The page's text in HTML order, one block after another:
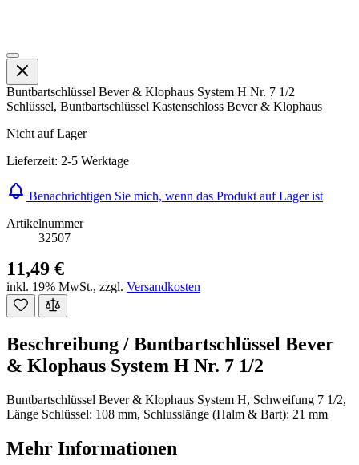
Buntbartschlüssel Bever & Klophaus System H Nr. 7 1/2
Schlüssel, Buntbartschlüssel Kastenschloss Bever & Klophaus
Nicht auf Lager
Lieferzeit: 2-5 Werktage
Benachrichtigen Sie mich, wenn das Produkt auf Lager ist
Artikelnummer
32507
11,49 €
inkl. 19% MwSt., zzgl. Versandkosten
Beschreibung / Buntbartschlüssel Bever
& Klophaus System H Nr. 7 1/2
Buntbartschlüssel Bever & Klophaus System H, Schweifung 7 1/2,
Länge Schlüssel: 108 mm, Schlusslänge (Halm & Bart): 21 mm
Mehr Informationen